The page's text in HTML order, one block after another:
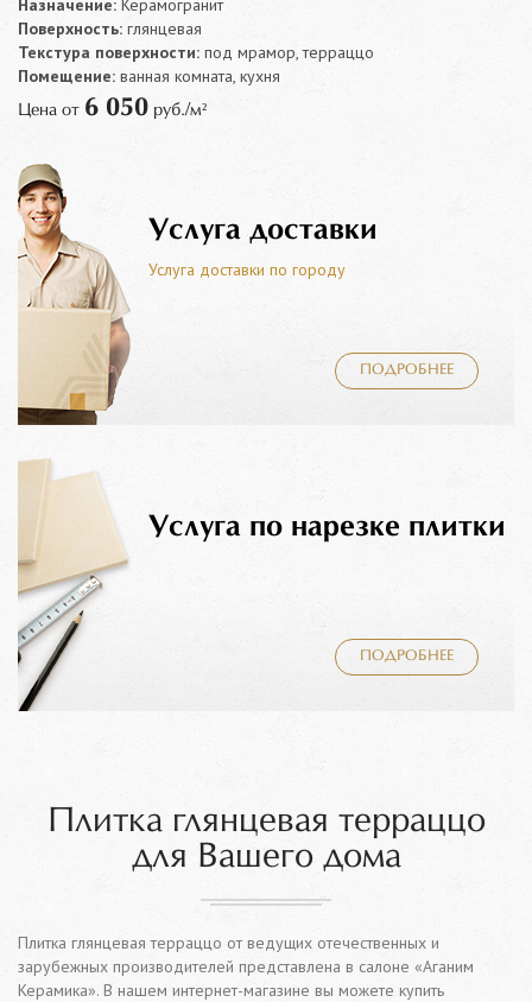
Назначение: Керамогранит
Поверхность: глянцевая
Текстура поверхности: под мрамор, терраццо
Помещение: ванная комната, кухня
Цена от 6 050 руб./м²
Услуга доставки
Услуга доставки по городу
ПОДРОБНЕЕ
Услуга по нарезке плитки
ПОДРОБНЕЕ
Плитка глянцевая терраццо
для Вашего дома
Плитка глянцевая терраццо от ведущих отечественных и
зарубежных производителей представлена в салоне «Аганим
Керамика». В нашем интернет-магазине вы можете купить